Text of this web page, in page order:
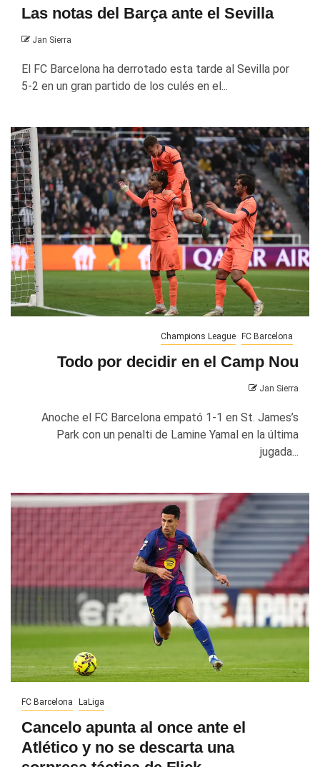
Las notas del Barça ante el Sevilla
Jan Sierra
El FC Barcelona ha derrotado esta tarde al Sevilla por
5-2 en un gran partido de los culés en el...
Champions League FC Barcelona
Todo por decidir en el Camp Nou
Jan Sierra
Anoche el FC Barcelona empató 1-1 en St. James’s
Park con un penalti de Lamine Yamal en la última
jugada...
FC Barcelona LaLiga
Cancelo apunta al once ante el
Atlético y no se descarta una